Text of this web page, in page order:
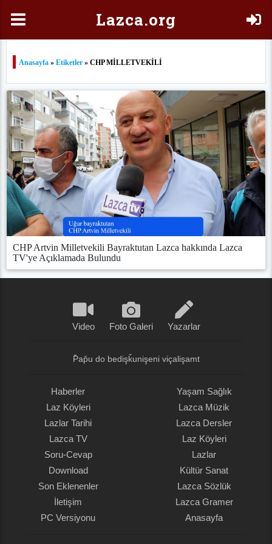
Lazca.org
Anasayfa » Etiketler » CHP MİLLETVEKİLİ
CHP Artvin Milletvekili Bayraktutan Lazca hakkında Lazca
TV'ye Açıklamada Bulundu
Video Foto Galeri Yazarlar
P̌ap̌u do bedişǩunişeni viçalişamt
Haberler
Laz Köyleri
Lazlar Tarihi
Lazca TV
Soru-Cevap
Download
Son Eklenenler
İletişim
PC Versiyonu
Yaşam Sağlık
Lazca Müzik
Lazca Dersler
Laz Köyleri
Lazlar
Kültür Sanat
Lazca Sözlük
Lazca Gramer
Anasayfa